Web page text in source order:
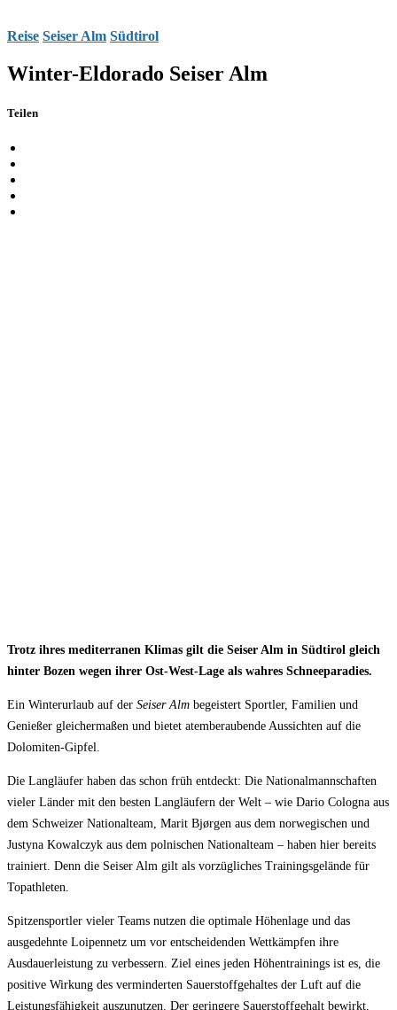
Reise Seiser Alm Südtirol
Winter-Eldorado Seiser Alm
Teilen
Trotz ihres mediterranen Klimas gilt die Seiser Alm in Südtirol gleich
hinter Bozen wegen ihrer Ost-West-Lage als wahres Schneeparadies.
Ein Winterurlaub auf der Seiser Alm begeistert Sportler, Familien und
Genießer gleichermaßen und bietet atemberaubende Aussichten auf die
Dolomiten-Gipfel.
Die Langläufer haben das schon früh entdeckt: Die Nationalmannschaften
vieler Länder mit den besten Langläufern der Welt – wie Dario Cologna aus
dem Schweizer Nationalteam, Marit Bjørgen aus dem norwegischen und
Justyna Kowalczyk aus dem polnischen Nationalteam – haben hier bereits
trainiert. Denn die Seiser Alm gilt als vorzügliches Trainingsgelände für
Topathleten.
Spitzensportler vieler Teams nutzen die optimale Höhenlage und das
ausgedehnte Loipennetz um vor entscheidenden Wettkämpfen ihre
Ausdauerleistung zu verbessern. Ziel eines jeden Höhentrainings ist es, die
positive Wirkung des verminderten Sauerstoffgehaltes der Luft auf die
Leistungsfähigkeit auszunutzen. Der geringere Sauerstoffgehalt bewirkt,